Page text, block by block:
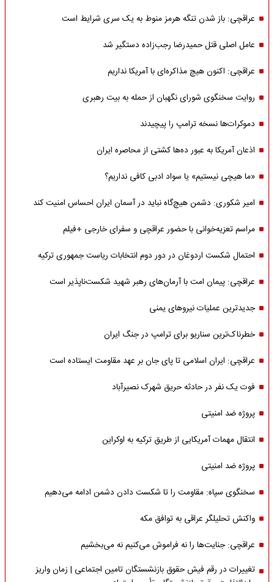
عراقچی: باز شدن تنگه هرمز منوط به یک سری شرایط است
عامل اصلی قتل حمیدرضا رجب‌زاده دستگیر شد
عراقچی: اکنون هیچ مذاکره‌ای با آمریکا نداریم
روایت سخنگوی شورای نگهبان از حمله به بیت رهبری
دموکرات‌ها نسخه ترامپ را پیچیدند
اذعان آمریکا به عبور ده‌ها کشتی از محاصره ایران
«ما هیچی نیستیم» یا سواد ادبی کافی نداریم؟
امیر شکوری: دشمن هیچ‌گاه نباید در آسمان ایران احساس امنیت کند
مراسم تعزیه‌خوانی با حضور عراقچی و سفرای خارجی +فیلم
احتمال شکست اردوغان در دور دوم انتخابات ریاست جمهوری ترکیه
عراقچی: پیمان امت با آرمان‌های رهبر شهید شکست‌ناپذیر است
جدیدترین عملیات نیروهای یمنی
خطرناک‌ترین سناریو برای ترامپ در جنگ ایران
عراقچی: ایران اسلامی تا پای جان بر عهد مقاومت ایستاده است
فوت یک نفر در حادثه حریق شهرک نصیرآباد
پروژه ضد امنیتی
انتقال مهمات آمریکایی از طریق ترکیه به اوکراین
پروژه ضد امنیتی
سخنگوی سپاه: مقاومت را تا شکست دادن دشمن ادامه می‌دهیم
واکنش تحلیلگر عراقی به توافق مکه
عراقچی: جنایت‌ها را نه فراموش می‌کنیم نه می‌بخشیم
تغییرات در رقم فیش حقوق بازنشستگان تامین اجتماعی | زمان واریز